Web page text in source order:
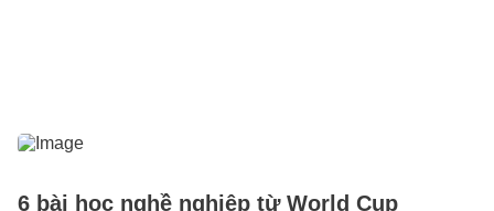
6 bài học nghề nghiệp từ World Cup